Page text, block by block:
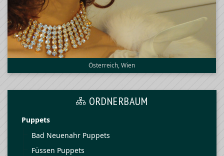
Österreich, Wien
ORDNERBAUM
Puppets
Bad Neuenahr Puppets
Füssen Puppets